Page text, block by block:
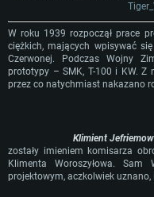
W roku 1939 rozpoczął prace
ciężkich, mających wpisywać się
Czerwonej. Podczas Wojny
prototypy – SMK, T-100 i KW. Z
przez co natychmiast nakazano
Klimient
zostały imieniem komisarza
Klimenta Woroszyłowa. Sam
projektowym, aczkolwiek